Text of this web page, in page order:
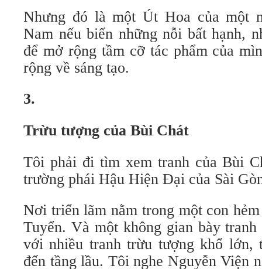
Nhưng đó là một Út Hoa của một
Nam nếu biến những nỗi bất hạnh,
để mở rộng tầm cỡ tác phẩm của
rộng về sáng tạo.
3.
Trừu tượng của Bùi Chát
Tôi phải đi tìm xem tranh của Bùi
trường phái Hậu Hiện Đại của Sài
Nơi triển lãm nằm trong một con
Tuyển. Và một không gian bày
với nhiều tranh trừu tượng khổ lớn,
đến tầng lầu. Tôi nghe Nguyễn Viện